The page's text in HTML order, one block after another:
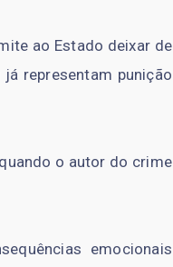
ao Estado deixar de
representam punição
o autor do crime
emocionais